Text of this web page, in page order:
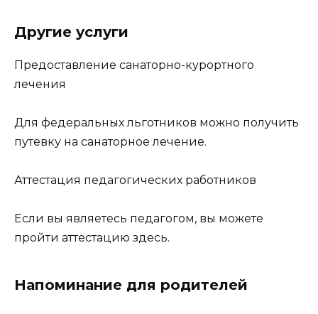
Другие услуги
Предоставление санаторно-курортного
лечения
Для федеральных льготников можно получить
путевку на санаторное лечение.
Аттестация педагогических работников
Если вы являетесь педагогом, вы можете
пройти аттестацию здесь.
Напоминание для родителей